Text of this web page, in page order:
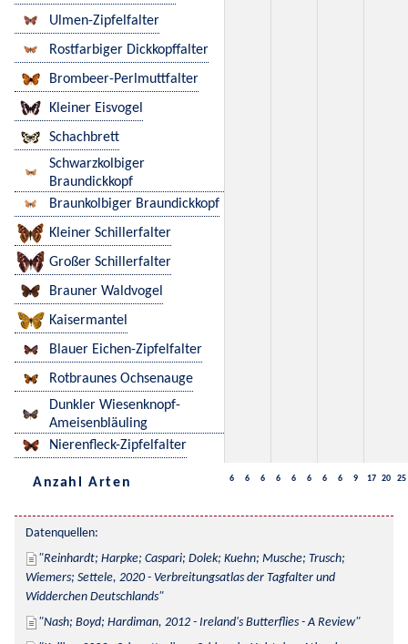
Ulmen-Zipfelfalter
Rostfarbiger Dickkopffalter
Brombeer-Perlmuttfalter
Kleiner Eisvogel
Schachbrett
Schwarzkolbiger
Braundickkopf
Braunkolbiger Braundickkopf
Kleiner Schillerfalter
Großer Schillerfalter
Brauner Waldvogel
Kaisermantel
Blauer Eichen-Zipfelfalter
Rotbraunes Ochsenauge
Dunkler Wiesenknopf-
Ameisenbläuling
Nierenfleck-Zipfelfalter
Anzahl Arten 6 6 6 6 6 6 6 6 9 17 20 25
Datenquellen:
Reinhardt; Harpke; Caspari; Dolek; Kuehn; Musche; Trusch;
Wiemers; Settele, 2020 - Verbreitungsatlas der Tagfalter und
Widderchen Deutschlands
Nash; Boyd; Hardiman, 2012 - Ireland's Butterflies - A Review